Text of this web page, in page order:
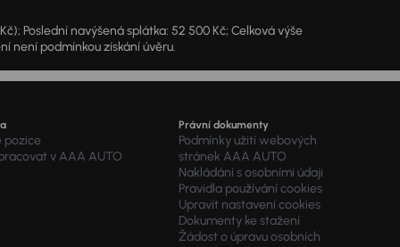
Poslední navýšená splátka: 52 500 Kč; Celková výše
není podmínkou získání úvěru.
pozice
v AAA AUTO
Právní dokumenty
Podmínky užití webových
stránek AAA AUTO
Nakládání s osobními údaji
Pravidla používání cookies
Upravit nastavení cookies
Dokumenty ke stažení
Žádost o úpravu osobních